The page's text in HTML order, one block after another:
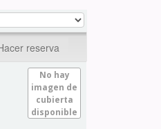
reserva
No hay
imagen de
cubierta
disponible